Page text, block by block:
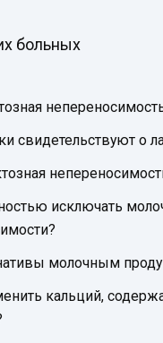
больных
свидетельствуют о
исключать
молочным
кальций,